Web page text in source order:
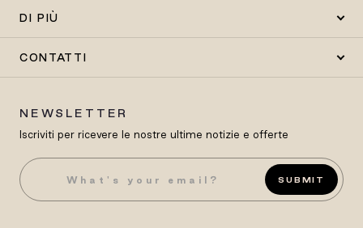
DI PIÙ
CONTATTI
NEWSLETTER
Iscriviti per ricevere le nostre ultime notizie e offerte
SUBMIT